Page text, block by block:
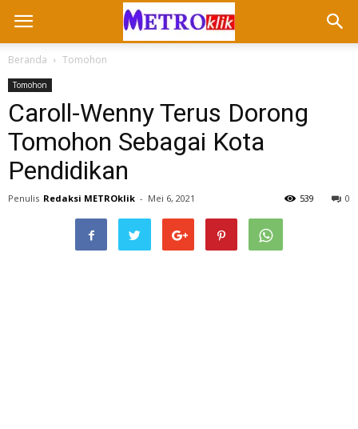
Beranda Tomohon
Tomohon
Caroll-Wenny Terus Dorong
Tomohon Sebagai Kota
Pendidikan
Penulis Redaksi METROklik - Mei 6, 2021 0
539